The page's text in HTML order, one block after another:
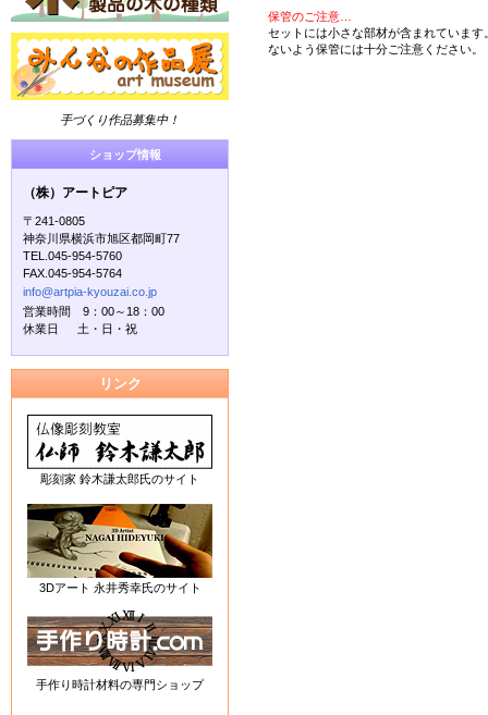
保管のご注意…
セットには小さな部材が含まれています
ないよう保管には十分ご注意ください。
手づくり作品募集中！
ショップ情報
（株）アートピア
〒241-0805
神奈川県横浜市旭区都岡町77
TEL.045-954-5760
FAX.045-954-5764
info@artpia-kyouzai.co.jp
営業時間 9：00～18：00
休業日 土・日・祝
リンク
彫刻家 鈴木謙太郎氏のサイト
3Dアート 永井秀幸氏のサイト
手作り時計材料の専門ショップ